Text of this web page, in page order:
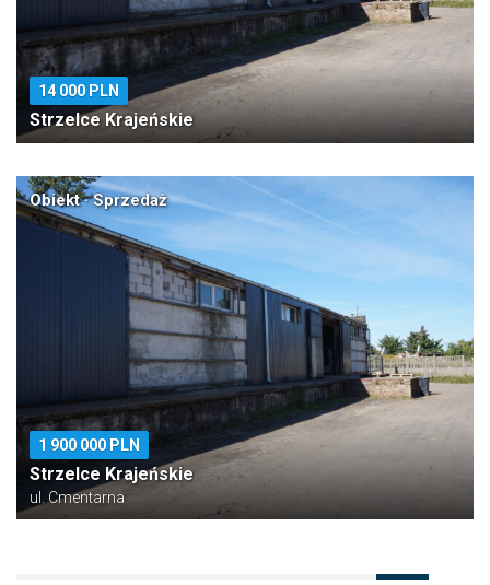
14 000 PLN
Strzelce Krajeńskie
Obiekt · Sprzedaż
1 900 000 PLN
Strzelce Krajeńskie
ul. Cmentarna